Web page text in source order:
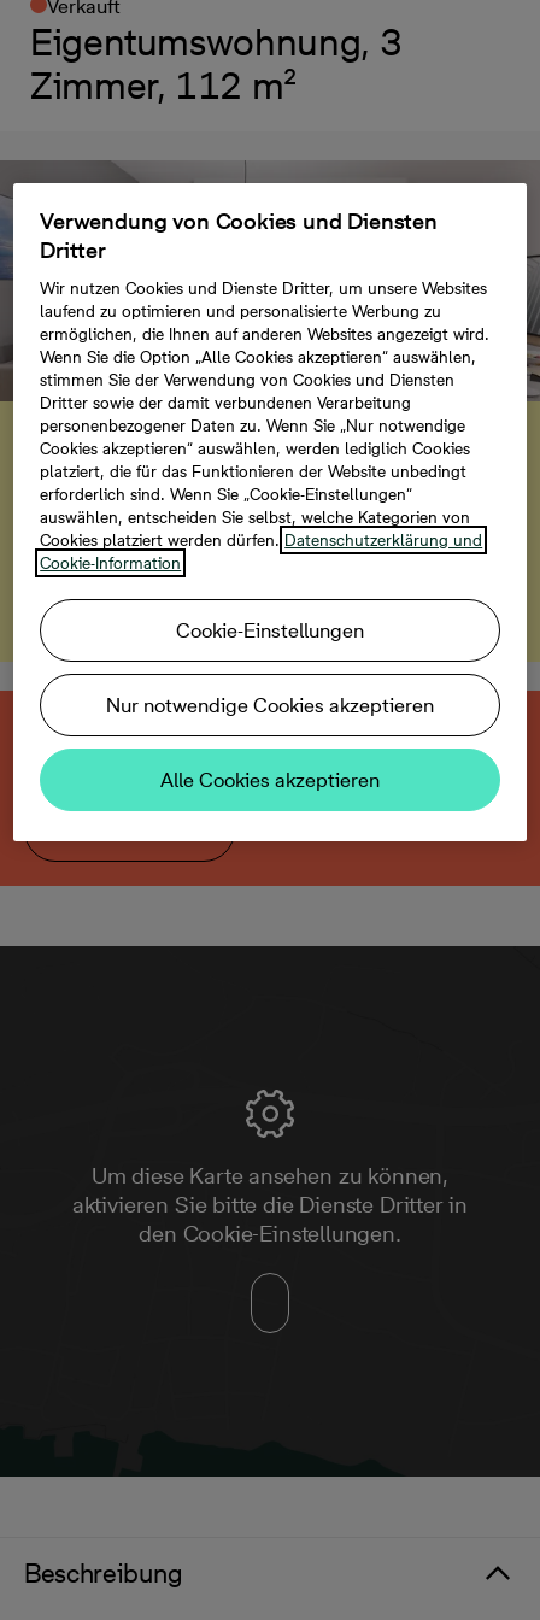
Verkauft
Eigentumswohnung, 3
Zimmer, 112 m²
Virtueller Rundgang
Hereinspaziert und jetzt diese Ferienwohnung
besichtigen.
Details
Diese neu gebaute Immobilie ist bereits
verkauft.
Um diese Karte ansehen zu können,
aktivieren Sie bitte die Dienste Dritter in
den Cookie-Einstellungen.
Beschreibung
Verwendung von Cookies und Diensten
Dritter
Wir nutzen Cookies und Dienste Dritter, um unsere Websites
laufend zu optimieren und personalisierte Werbung zu
ermöglichen, die Ihnen auf anderen Websites angezeigt wird.
Wenn Sie die Option „Alle Cookies akzeptieren“ auswählen,
stimmen Sie der Verwendung von Cookies und Diensten
Dritter sowie der damit verbundenen Verarbeitung
personenbezogener Daten zu. Wenn Sie „Nur notwendige
Cookies akzeptieren“ auswählen, werden lediglich Cookies
platziert, die für das Funktionieren der Website unbedingt
erforderlich sind. Wenn Sie „Cookie-Einstellungen“
auswählen, entscheiden Sie selbst, welche Kategorien von
Cookies platziert werden dürfen. Datenschutzerklärung und
Cookie-Information
Cookie-Einstellungen
Nur notwendige Cookies akzeptieren
Alle Cookies akzeptieren